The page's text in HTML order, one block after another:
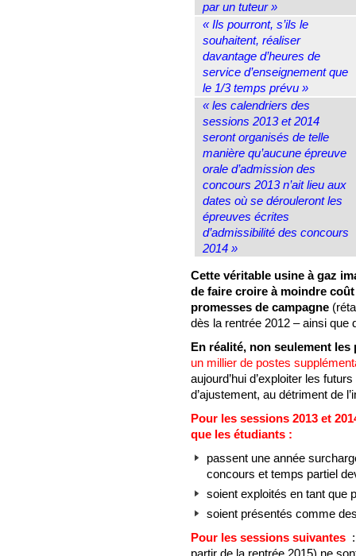
par un tuteur »
« Ils pourront, s’ils le
souhaitent, réaliser
davantage d’heures de
service d’enseignement que
le 1/3 temps prévu »
« les calendriers des
sessions 2013 et 2014
seront organisés de telle
manière qu’aucune épreuve
orale d’admission des
concours 2013 n’ait lieu aux
dates où se dérouleront les
épreuves écrites
d’admissibilité des concours
2014 »
Cette véritable usine à gaz
de faire croire à moindre
promesses de campagne
dès la rentrée 2012 – ainsi que
En réalité, non seulement
un millier de postes
aujourd’hui d’exploiter les
d’ajustement, au détriment de
Pour les sessions 2013 et
que les étudiants :
passent une année
concours et temps partiel
soient exploités en tant que
soient présentés comme
Pour les sessions suivantes
partir de la rentrée 2015) ne